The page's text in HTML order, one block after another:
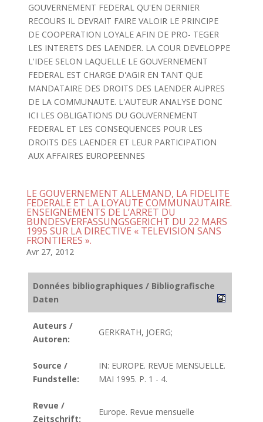
GOUVERNEMENT FEDERAL QU'EN DERNIER
RECOURS IL DEVRAIT FAIRE VALOIR LE PRINCIPE
DE COOPERATION LOYALE AFIN DE PRO- TEGER
LES INTERETS DES LAENDER. LA COUR DEVELOPPE
L'IDEE SELON LAQUELLE LE GOUVERNEMENT
FEDERAL EST CHARGE D'AGIR EN TANT QUE
MANDATAIRE DES DROITS DES LAENDER AUPRES
DE LA COMMUNAUTE. L'AUTEUR ANALYSE DONC
ICI LES OBLIGATIONS DU GOUVERNEMENT
FEDERAL ET LES CONSEQUENCES POUR LES
DROITS DES LAENDER ET LEUR PARTICIPATION
AUX AFFAIRES EUROPEENNES
LE GOUVERNEMENT ALLEMAND, LA FIDELITE
FEDERALE ET LA LOYAUTE COMMUNAUTAIRE.
ENSEIGNEMENTS DE L’ARRET DU
BUNDESVERFASSUNGSGERICHT DU 22 MARS
1995 SUR LA DIRECTIVE « TELEVISION SANS
FRONTIERES ».
Avr 27, 2012
Données bibliographiques / Bibliografische
Daten
Auteurs /
Autoren:
GERKRATH, JOERG;
Source /
Fundstelle:
IN: EUROPE. REVUE MENSUELLE.
MAI 1995. P. 1 - 4.
Revue /
Zeitschrift:
Europe. Revue mensuelle